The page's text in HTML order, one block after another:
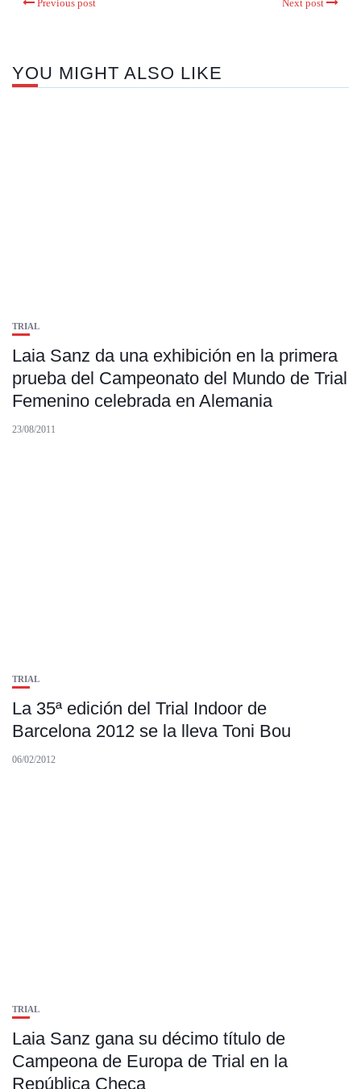
Previous post Next post
YOU MIGHT ALSO LIKE
TRIAL
Laia Sanz da una exhibición en la primera
prueba del Campeonato del Mundo de Trial
Femenino celebrada en Alemania
23/08/2011
TRIAL
La 35ª edición del Trial Indoor de
Barcelona 2012 se la lleva Toni Bou
06/02/2012
TRIAL
Laia Sanz gana su décimo título de
Campeona de Europa de Trial en la
República Checa